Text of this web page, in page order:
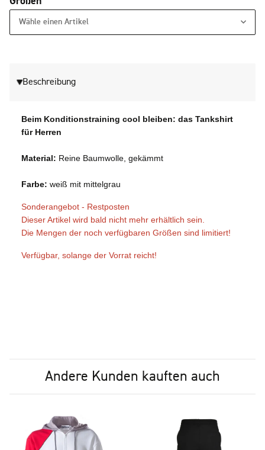
Wähle einen Artikel
Beschreibung
Beim Konditionstraining cool bleiben: das Tankshirt
für Herren
Material: Reine Baumwolle, gekämmt
Farbe: weiß mit mittelgrau
Sonderangebot - Restposten
Dieser Artikel wird bald nicht mehr erhältlich sein.
Die Mengen der noch verfügbaren Größen sind limitiert!
Verfügbar, solange der Vorrat reicht!
Andere Kunden kauften auch